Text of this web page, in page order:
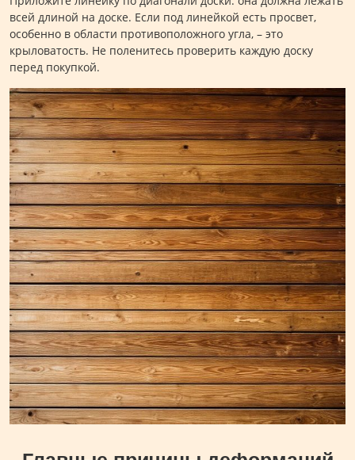
всей длиной на доске. Если под линейкой есть просвет,
особенно в области противоположного угла, – это
крыловатость. Не поленитесь проверить каждую доску
перед покупкой.